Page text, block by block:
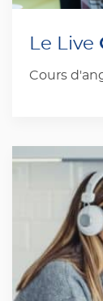
Le Live
Cours